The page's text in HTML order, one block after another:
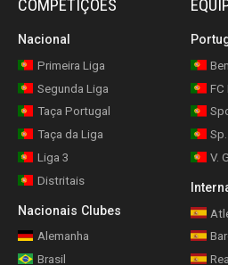
COMPETIÇÕES
Nacional
Primeira Liga
Segunda Liga
Taça Portugal
Taça da Liga
Liga 3
Distritais
Nacionais Clubes
Alemanha
Brasil
FC
V.